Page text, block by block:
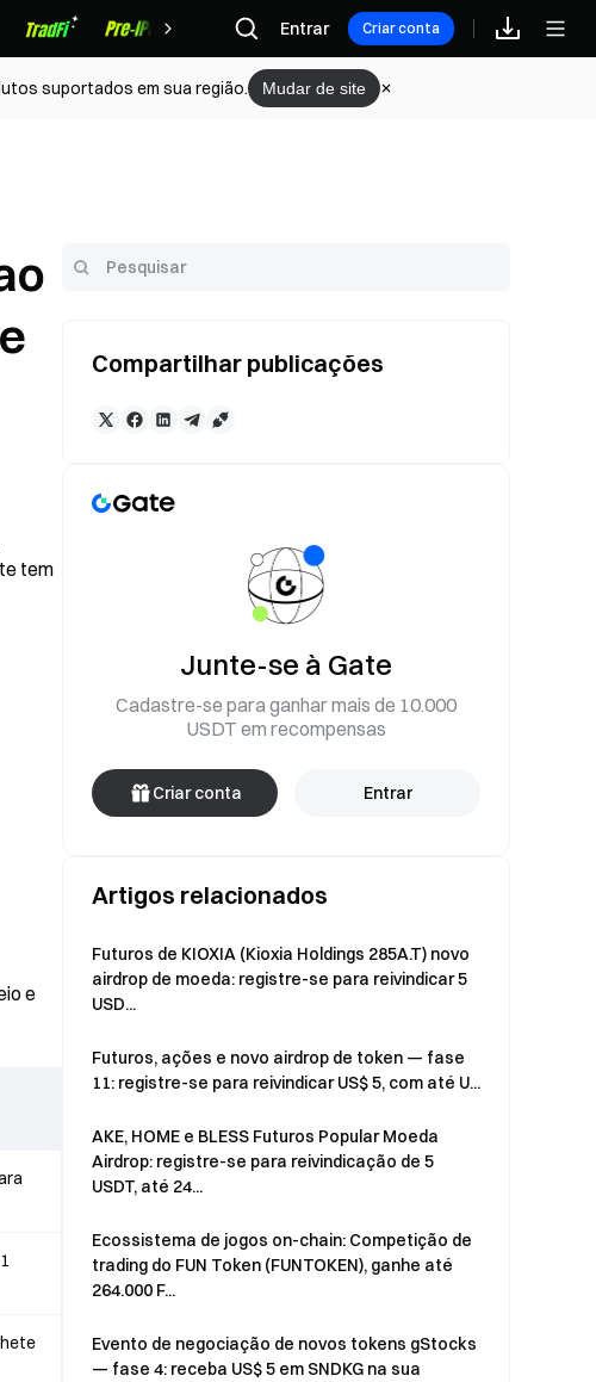
Recompensas
Entrar Criar conta
suportados em sua região. Mudar de site
tem
e
Compartilhar publicações
Junte-se à Gate
Cadastre-se para ganhar mais de 10.000
USDT em recompensas
Criar conta Entrar
Artigos relacionados
Futuros de KIOXIA (Kioxia Holdings 285A.T) novo
airdrop de moeda: registre-se para reivindicar 5
USD...
Futuros, ações e novo airdrop de token — fase
11: registre-se para reivindicar US$ 5, com até U...
AKE, HOME e BLESS Futuros Popular Moeda
Airdrop: registre-se para reivindicação de 5
USDT, até 24...
Ecossistema de jogos on-chain: Competição de
trading do FUN Token (FUNTOKEN), ganhe até
264.000 F...
Evento de negociação de novos tokens gStocks
— fase 4: receba US$ 5 em SNDKG na sua